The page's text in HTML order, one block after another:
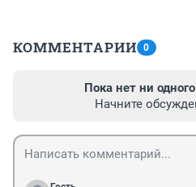
КОММЕНТАРИИ 0
Пока нет ни
Начните